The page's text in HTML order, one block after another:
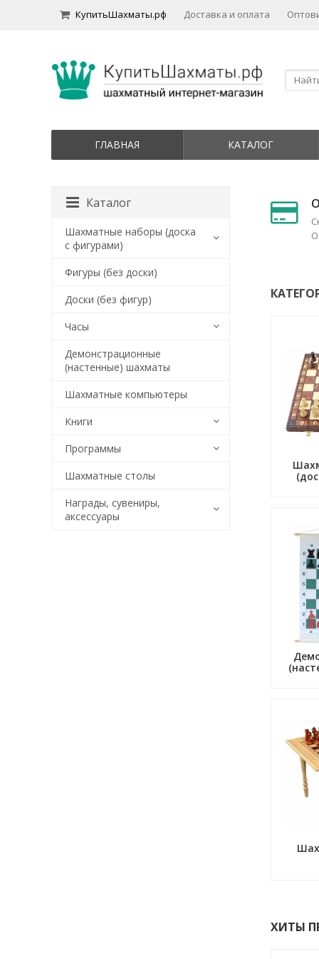
КупитьШахматы.рф Доставка и оплата
ГЛАВНАЯ КАТАЛОГ
ХИТЫ
Каталог
Шахматные наборы (доска
с фигурами)
Фигуры (без доски)
Доски (без фигур)
Часы
Демонстрационные
(настенные) шахматы
Шахматные компьютеры
Книги
Программы
Шахматные столы
Награды, сувениры,
аксессуары